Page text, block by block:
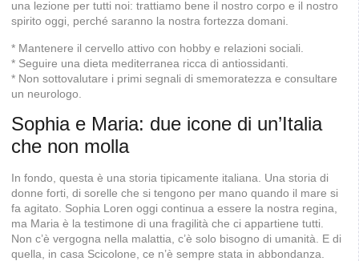
una lezione per tutti noi: trattiamo bene il nostro corpo e il nostro
spirito oggi, perché saranno la nostra fortezza domani.
* Mantenere il cervello attivo con hobby e relazioni sociali.
* Seguire una dieta mediterranea ricca di antiossidanti.
* Non sottovalutare i primi segnali di smemoratezza e consultare
un neurologo.
Sophia e Maria: due icone di un’Italia
che non molla
In fondo, questa è una storia tipicamente italiana. Una storia di
donne forti, di sorelle che si tengono per mano quando il mare si
fa agitato. Sophia Loren oggi continua a essere la nostra regina,
ma Maria è la testimone di una fragilità che ci appartiene tutti.
Non c’è vergogna nella malattia, c’è solo bisogno di umanità. E di
quella, in casa Scicolone, ce n’è sempre stata in abbondanza.